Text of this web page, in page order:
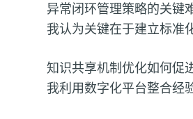
异常闭环管理策略的关键
我认为关键在于建立标准
知识共享机制优化如何促
我利用数字化平台整合经